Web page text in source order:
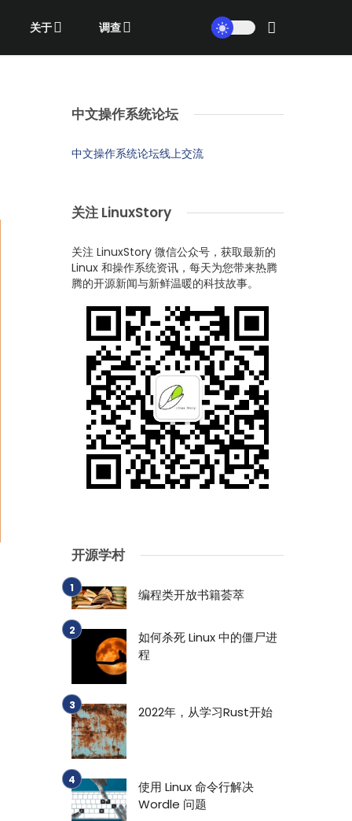
关于 调查
中文操作系统论坛
中文操作系统论坛线上交流
关注 LinuxStory
关注 LinuxStory 微信公众号，获取最新的
Linux 和操作系统资讯，每天为您带来热腾
腾的开源新闻与新鲜温暖的科技故事。
开源学村
编程类开放书籍荟萃
如何杀死 Linux 中的僵尸进
程
2022年，从学习Rust开始
使用 Linux 命令行解决
Wordle 问题